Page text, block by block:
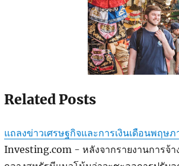
Related Posts
แถลงข่าวเศรษฐกิจและการเงินเดือนพฤษ
Investing.com - หลังจากรายงานการจ้